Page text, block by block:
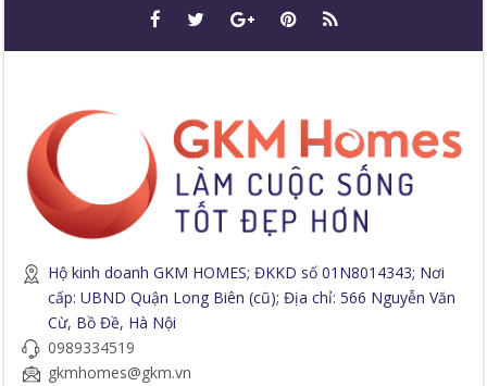
Hộ kinh doanh GKM HOMES; ĐKKD số 01N8014343; Nơi
cấp: UBND Quận Long Biên (cũ); Địa chỉ: 566 Nguyễn Văn
Cừ, Bồ Đề, Hà Nội
0989334519
gkmhomes@gkm.vn